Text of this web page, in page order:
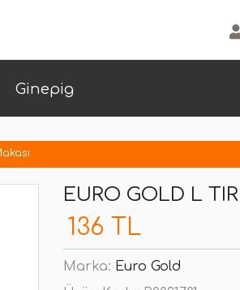
Ginepig
EURO GOLD L
136 TL
Marka: Euro Gold